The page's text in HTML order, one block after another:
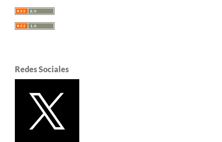
Redes Sociales